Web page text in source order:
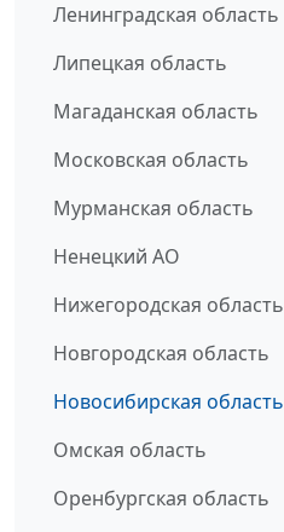
Ленинградская область
Липецкая область
Магаданская область
Московская область
Мурманская область
Ненецкий АО
Нижегородская область
Новгородская область
Новосибирская область
Омская область
Оренбургская область